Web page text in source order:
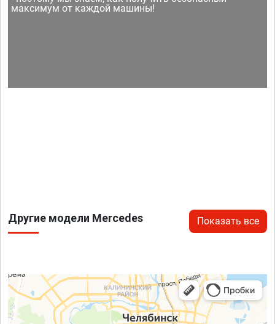
максимум от каждой машины!
Другие модели Mercedes Показать все